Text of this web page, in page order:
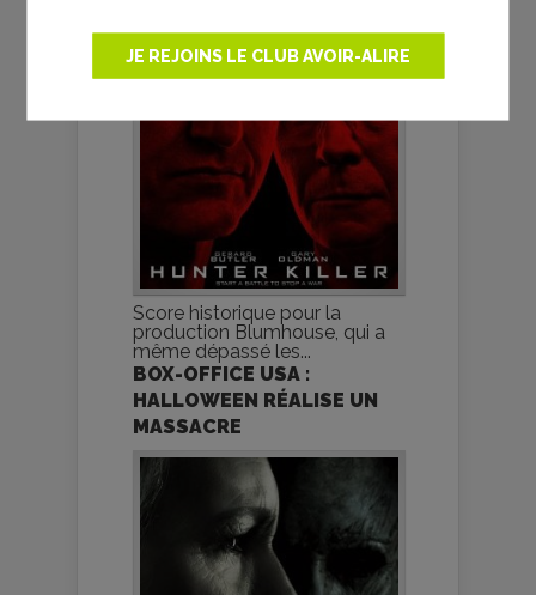
JE REJOINS LE CLUB AVOIR-ALIRE
Score historique pour la
production Blumhouse, qui a
même dépassé les...
BOX-OFFICE USA :
HALLOWEEN RÉALISE UN
MASSACRE